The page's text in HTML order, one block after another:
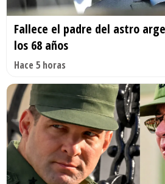
Fallece el padre del astro
los 68 años
Hace 5 horas